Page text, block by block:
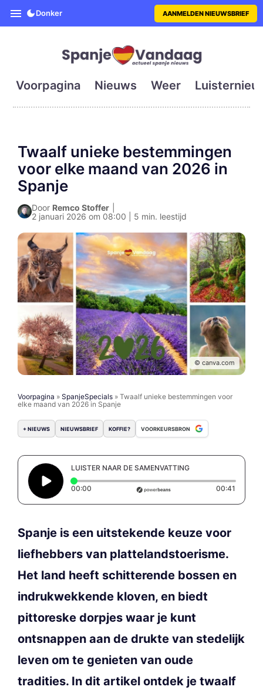
SpanjeVandaag is de eerste
Donker AANMELDEN NIEUWSBRIEF
Voorpagina Nieuws Weer
Twaalf unieke bestemmingen
voor elke maand van 2026 in
Spanje
Door Remco Stoffer
2 januari 2026 om 08:00 | 5 min. leestijd
© canva.com
Voorpagina » SpanjeSpecials » Twaalf unieke bestemmingen voor
elke maand van 2026 in Spanje
+ NIEUWS NIEUWSBRIEF KOFFIE? VOORKEURSBRON
LUISTER NAAR DE SAMENVATTING
00:00 Elapsed time: 0 seconds 00:41
Spanje is een uitstekende keuze voor
liefhebbers van plattelandstoerisme.
Het land heeft schitterende bossen en
indrukwekkende kloven, en biedt
pittoreske dorpjes waar je kunt
ontsnappen aan de drukte van stedelijk
leven om te genieten van oude
tradities. In dit artikel ontdek je twaalf